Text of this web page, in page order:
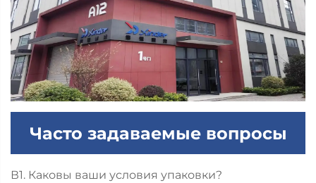
Часто задаваемые вопросы
В1. Каковы ваши условия упаковки?